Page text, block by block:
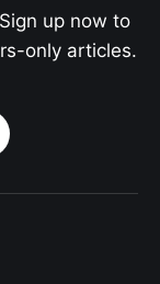
up now to
only articles.